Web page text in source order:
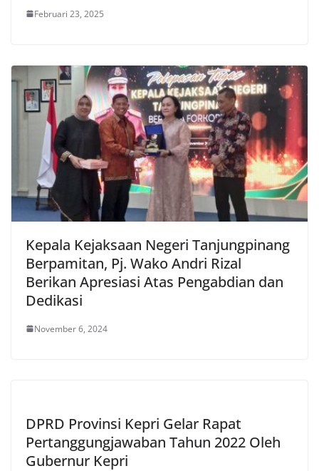
Februari 23, 2025
Kepala Kejaksaan Negeri Tanjungpinang
Berpamitan, Pj. Wako Andri Rizal
Berikan Apresiasi Atas Pengabdian dan
Dedikasi
November 6, 2024
DPRD Provinsi Kepri Gelar Rapat
Pertanggungjawaban Tahun 2022 Oleh
Gubernur Kepri